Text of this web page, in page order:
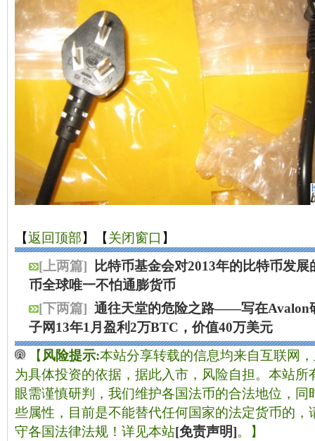
【返回顶部】【关闭窗口 】
[上两篇]
比特币基金会对2013年的比特币发展
币全球唯一不怕通膨货币
[下两篇] 通往天堂的危险之路——写在Avalon
子网13年1月盈利2万BTC，价值40万美元
【 风险提示:本站分享转载的信息均来自互联网
为具体投资的依据，据此入市，风险自担。本站所
眼需谨慎研判，我们维护各国法币的合法地位，
些属性，目前是不能替代任何国家的法定货币的，
守各国法律法规！详见本站[免责声明]。】